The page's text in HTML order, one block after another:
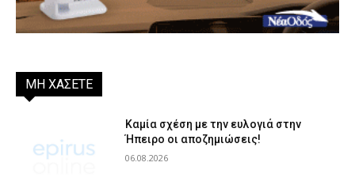
ΜΗ ΧΑΣΕΤΕ
Καμία σχέση με την ευλογιά στην
Ήπειρο οι αποζημιώσεις!
06.08.2026